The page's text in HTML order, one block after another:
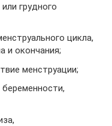
грудного
цикла,
и окончания;
менструации;